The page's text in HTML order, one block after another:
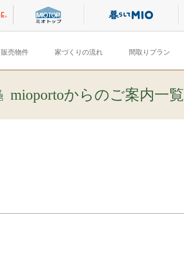
販売物件 家づくりの流れ 間取りプラン
mioportoからのご案内一覧